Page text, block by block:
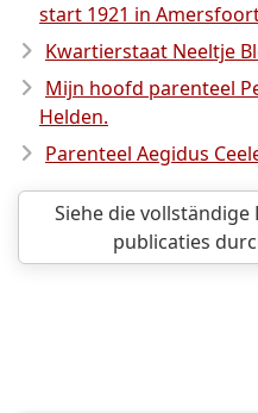
start 1921 in
Kwartierstaat Neeltje
Mijn hoofd parenteel
Helden.
Parenteel Aegidus
Siehe die
publicaties